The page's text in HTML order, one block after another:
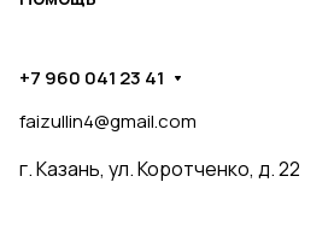
+7 960 041 23 41
faizullin4@gmail.com
г. Казань, ул. Коротченко, д. 22